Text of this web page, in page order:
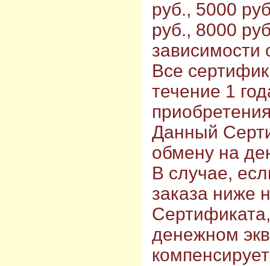
руб., 5000
руб., 8000
зависимости
Все
течение 1
Данный
обмену на
В случае,
заказа ниже
денежном